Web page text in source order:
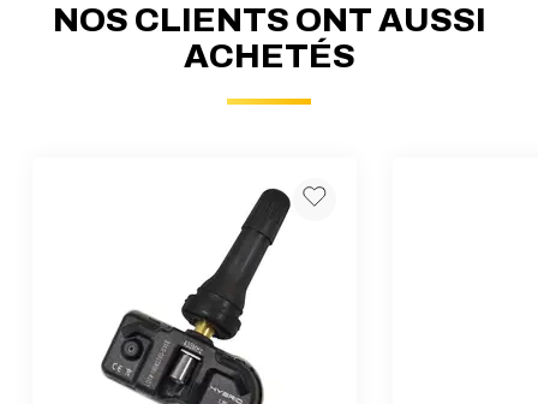
NOS CLIENTS ONT AUSSI
ACHETÉS